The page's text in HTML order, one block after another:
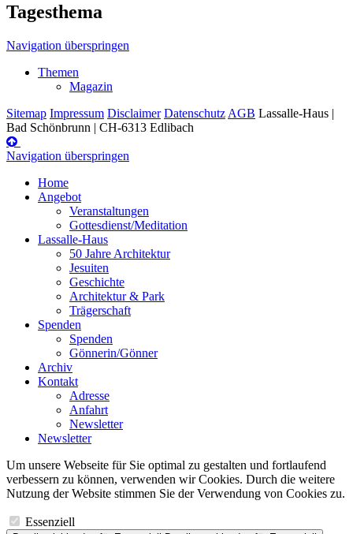
Tagesthema
Navigation überspringen
Themen
Magazin
Sitemap Impressum Disclaimer Datenschutz AGB Lassalle-Haus |
Bad Schönbrunn | CH-6313 Edlibach
Navigation überspringen
Home
Angebot
Veranstaltungen
Gottesdienst/Meditation
Lassalle-Haus
50 Jahre Architektur
Jesuiten
Geschichte
Architektur & Park
Trägerschaft
Spenden
Spenden
Gönnerin/Gönner
Archiv
Kontakt
Adresse
Anfahrt
Newsletter
Newsletter
Um unsere Webseite für Sie optimal zu gestalten und fortlaufend
verbessern zu können, verwenden wir Cookies. Durch die weitere
Nutzung der Website stimmen Sie der Verwendung von Cookies zu.
Essenziell